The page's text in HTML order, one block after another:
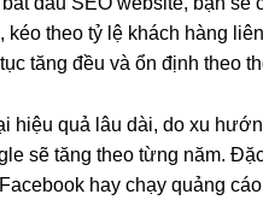
theo tỷ lệ khách hàng
tăng đều và ổn định theo
hiệu quả lâu dài, do xu
sẽ tăng theo từng năm.
hay chạy quảng